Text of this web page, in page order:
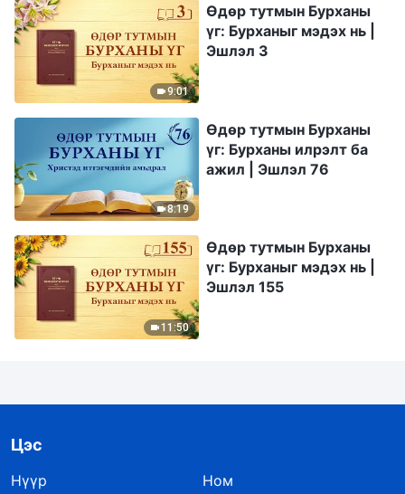
9:01
Өдөр тутмын Бурханы
үг: Бурханыг мэдэх нь |
Эшлэл 3
8:19
Өдөр тутмын Бурханы
үг: Бурханы илрэлт ба
ажил | Эшлэл 76
11:50
Өдөр тутмын Бурханы
үг: Бурханыг мэдэх нь |
Эшлэл 155
Цэс
Нүүр
Ном